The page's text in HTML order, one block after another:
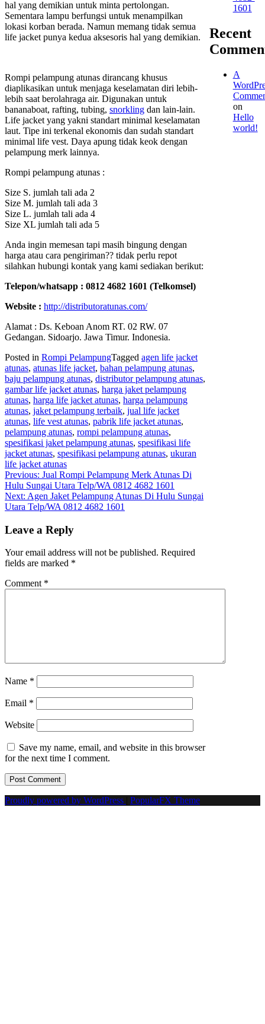
hal yang demikian untuk minta pertolongan.
Sementara lampu berfungsi untuk menampilkan
lokasi korban berada. Namun memang tidak semua
life jacket punya kedua aksesoris hal yang demikian.
Rompi pelampung atunas dirancang khusus
diaplikasikan untuk menjaga keselamatan diri lebih-
lebih saat berolahraga air. Digunakan untuk
bananaboat, rafting, tubing, snorkling dan lain-lain.
Life jacket yang yakni standart minimal keselamatan
laut. Tipe ini terkenal ekonomis dan sudah standart
minimal life vest. Daya apung tidak keok dengan
pelampung merk lainnya.
Rompi pelampung atunas :
Size S. jumlah tali ada 2
Size M. jumlah tali ada 3
Size L. jumlah tali ada 4
Size XL jumlah tali ada 5
Anda ingin memesan tapi masih bingung dengan
harga atau cara pengiriman?? tidak perlu repot
silahkan hubungi kontak yang kami sediakan berikut:
Telepon/whatsapp : 0812 4682 1601 (Telkomsel)
Website : http://distributoratunas.com/
Alamat : Ds. Keboan Anom RT. 02 RW. 07
Gedangan. Sidoarjo. Jawa Timur. Indonesia.
Posted in Rompi PelampungTagged agen life jacket
atunas, atunas life jacket, bahan pelampung atunas,
baju pelampung atunas, distributor pelampung atunas,
gambar life jacket atunas, harga jaket pelampung
atunas, harga life jacket atunas, harga pelampung
atunas, jaket pelampung terbaik, jual life jacket
atunas, life vest atunas, pabrik life jacket atunas,
pelampung atunas, rompi pelampung atunas,
spesifikasi jaket pelampung atunas, spesifikasi life
jacket atunas, spesifikasi pelampung atunas, ukuran
life jacket atunas
Post
navigation
Previous: Jual Rompi Pelampung Merk Atunas Di
Hulu Sungai Utara Telp/WA 0812 4682 1601
Next: Agen Jaket Pelampung Atunas Di Hulu Sungai
Utara Telp/WA 0812 4682 1601
Leave a Reply
Your email address will not be published. Required
fields are marked *
Comment *
Name *
Email *
Website
Save my name, email, and website in this browser
for the next time I comment.
1601
Recent
A
on
Hello
world!
Proudly powered by WordPress PopularFX Theme